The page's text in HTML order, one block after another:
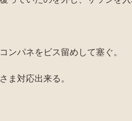
ンパネをビス留めして塞ぐ。
ま対応出来る。